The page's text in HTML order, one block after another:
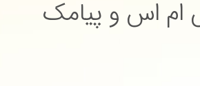
ام اس و پیامک